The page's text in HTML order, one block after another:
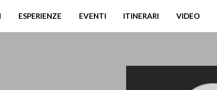
ESPERIENZE EVENTI ITINERARI VIDEO